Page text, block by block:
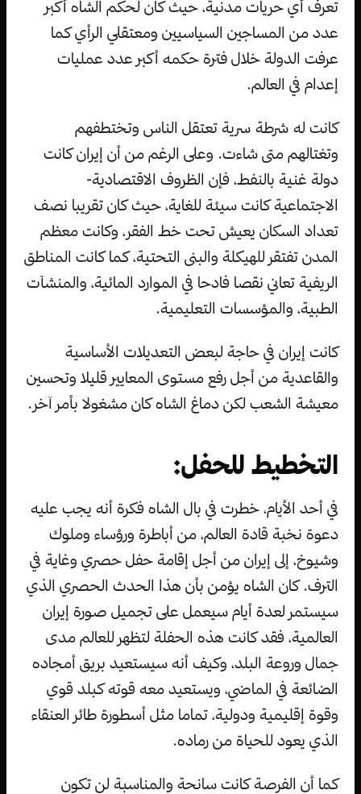
تعرف أي حريات مدنية، حيث كان لحكم الشاه أكبر
عدد من المساجين السياسيين ومعتقلي الرأي كما
عرفت الدولة خلال فترة حكمه أكبر عدد عمليات
إعدام في العالم.
كانت له شرطة سرية تعتقل الناس وتختطفهم
وتغتالهم متى شاءت. وعلى الرغم من أن إيران كانت
دولة غنية بالنفط، فإن الظروف الاقتصادية-
الاجتماعية كانت سيئة للغاية، حيث كان تقريبا نصف
تعداد السكان يعيش تحت خط الفقر، وكانت معظم
المدن تفتقر للهيكلة والبنى التحتية، كما كانت المناطق
الريفية تعاني نقصا فادحا في الموارد المائية، والمنشآت
الطبية، والمؤسسات التعليمية.
كانت إيران في حاجة لبعض التعديلات الأساسية
والقاعدية من أجل رفع مستوى المعايير قليلا وتحسين
معيشة الشعب لكن دماغ الشاه كان مشغولا بأمر آخر.
التخطيط للحفل:
في أحد الأيام، خطرت في بال الشاه فكرة أنه يجب عليه
دعوة نخبة قادة العالم، من أباطرة ورؤساء وملوك
وشيوخ، إلى إيران من أجل إقامة حفل حصري وغاية في
الترف. كان الشاه يؤمن بأن هذا الحدث الحصري الذي
سيستمر لعدة أيام سيعمل على تجميل صورة إيران
العالمية، فقد كانت هذه الحفلة لتظهر للعالم مدى
جمال وروعة البلد، وكيف أنه سيستعيد بريق أمجاده
الضائعة في الماضي، ويستعيد معه قوته كبلد قوي
وقوة إقليمية ودولية، تماما مثل أسطورة طائر العنقاء
الذي يعود للحياة من رماده.
كما أن الفرصة كانت سانحة والمناسبة لن تكون